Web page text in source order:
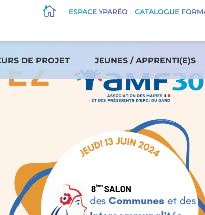
 ESPACE YPARÉO CATALOGUE
DE PROJET JEUNES / APPRENTI(E)S